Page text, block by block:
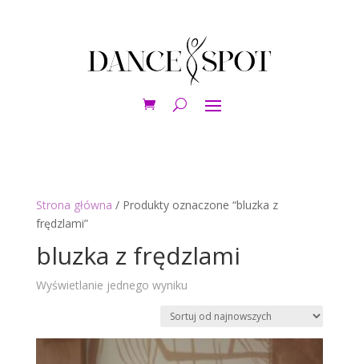
Strona główna / Produkty oznaczone “bluzka z
frędzlami”
bluzka z frędzlami
Wyświetlanie jednego wyniku